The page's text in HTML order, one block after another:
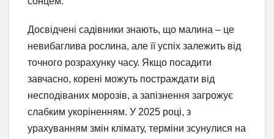
Досвідчені садівники знають, що малина – це
невибаглива рослина, але її успіх залежить від
точного розрахунку часу. Якщо посадити
завчасно, корені можуть постраждати від
несподіваних морозів, а запізнення загрожує
слабким укоріненням. У 2025 році, з
урахуванням змін клімату, терміни зсунулися на